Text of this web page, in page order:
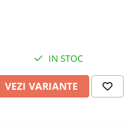
IN STOC
VEZI VARIANTE